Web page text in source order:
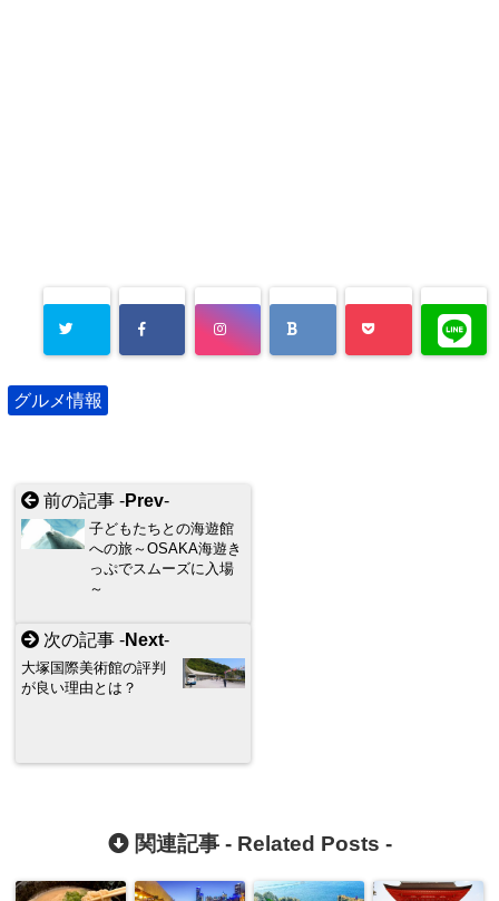
グルメ情報
前の記事 -Prev-
子どもたちとの海遊館
への旅～OSAKA海遊き
っぷでスムーズに入場
～
次の記事 -Next-
大塚国際美術館の評判
が良い理由とは？
関連記事 - Related Posts -